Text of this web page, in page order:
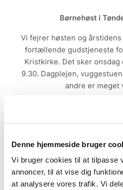
Denne hjemmeside bruger
Vi bruger cookies til at tilpasse
annoncer, til at vise dig
at analysere vores trafik. Vi
Børnehøst i
Vi fejrer høsten og
fortællende gudstjeneste
Kristkirke. Det sker onsdag
9.30. Dagplejen,
andre er meget